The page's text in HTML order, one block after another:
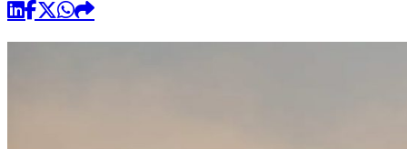
Comercial